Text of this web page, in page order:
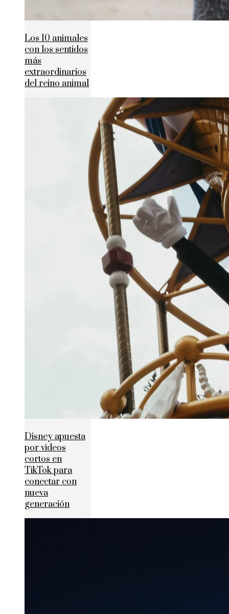
Los 10 animales
con los sentidos
más
extraordinarios
del reino animal
Disney apuesta
por videos
cortos en
TikTok para
conectar con
nueva
generación